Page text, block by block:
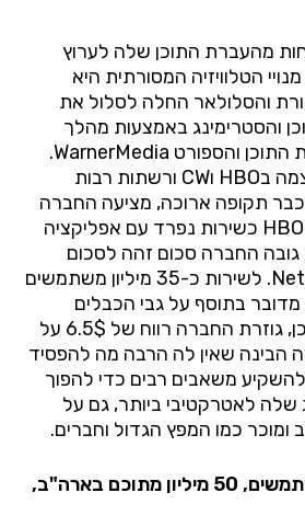
מהעברת התוכן שלה לערוץ
הטלוויזיה המסורתית היא
והסלולאר החלה לסלול את
והסטרימינג באמצעות מהלך
התוכן והספורט WarnerMedia
.
בHBO וCW ורשתות רבות
וכבר תקופה ארוכה, מציעה החברה
כשירות נפרד עם אפליקציה
גובה החברה סכום זהה לסכום
– 14.99$. לשירות כ-35 מיליון משתמשים
בתוסף על גבי הכבלים
המסורתיים. נוסף על כן, גוזרת החברה רווח של 6.5$ על
הבינה שאין לה הרבה מה להפסיד
משאבים רבים כדי להפוך
שלה לאטרקטיבי ביותר, גם על
ומוכר כמו המפץ הגדול וחברים.
היעד – 80 מיליון משתמשים, 50 מיליון מתוכם בארה"ב,